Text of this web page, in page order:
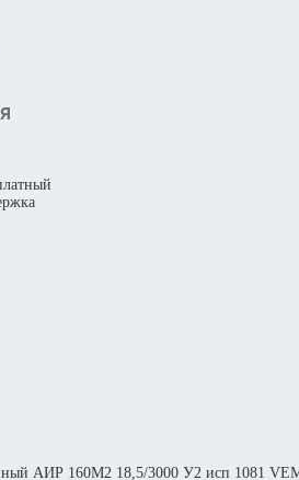
АИР 160M2 18,5/3000 У2 исп 1081